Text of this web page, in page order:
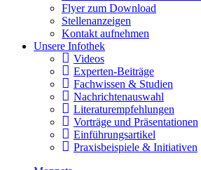
Flyer zum Download
Stellenanzeigen
Kontakt aufnehmen
Unsere Infothek
Videos
Experten-Beiträge
Fachwissen & Studien
Nachrichtenauswahl
Literaturempfehlungen
Vorträge und Präsentationen
Einführungsartikel
Praxisbeispiele & Initiativen